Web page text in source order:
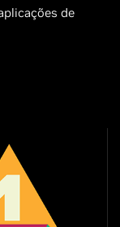
de